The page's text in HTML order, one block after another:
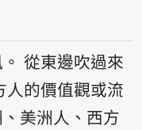
讀tang-hong
從東邊吹過來
人的價值觀或流
美洲人、西方